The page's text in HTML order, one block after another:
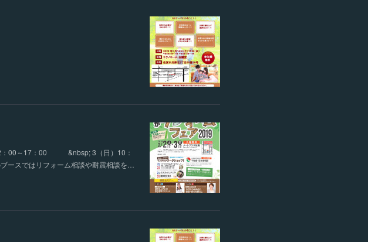
12：00～17：00 &nbsp; 3（日）10：
スではリフォーム相談や耐震相談を…